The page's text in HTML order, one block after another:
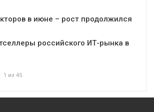
в июне – рост продолжился
российского ИТ-рынка в
1 из 45